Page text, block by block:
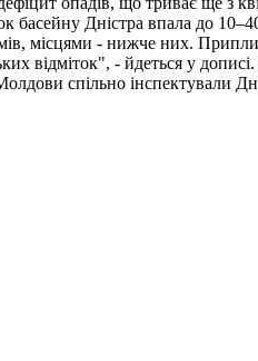
басейну Дністра впала до
місцями - нижче них.
відміток", - йдеться у дописі.
спільно інспектували